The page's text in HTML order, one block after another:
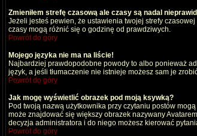
Zmieniłem strefę czasową ale czasy są nadal
Jeżeli jesteś pewien, że ustawienia twojej strefy
czasy mogą różnić się o godzinę od prawdziwych.
Powrót do góry
Mojego języka nie ma na liście!
Najbardziej prawdopodobne powody to albo ponieważ
język, a jeśli tłumaczenie nie istnieje możesz sam je
Powrót do góry
Jak mogę wyświetlić obrazek pod moją ksywką?
Pod twoją nazwą użytkownika przy czytaniu postów
może znajdować się większy obrazek nazywany
decyzja administratora i do niego możesz kierować
Powrót do góry